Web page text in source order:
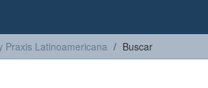
Praxis Latinoamericana Buscar